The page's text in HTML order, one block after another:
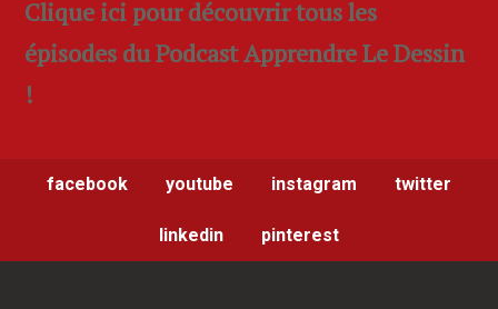
Clique ici pour découvrir tous les
épisodes du Podcast Apprendre Le Dessin
!
facebook youtube instagram twitter
linkedin pinterest